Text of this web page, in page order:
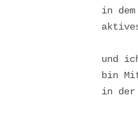
in
und
bin
in der